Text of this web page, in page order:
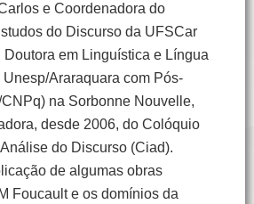
e Coordenadora do
do Discurso da UFSCar
Doutora em Linguística e Língua
Araraquara com Pós-
na Sorbonne Nouvelle,
desde 2006, do Colóquio
do Discurso (Ciad).
de algumas obras
Foucault e os domínios da